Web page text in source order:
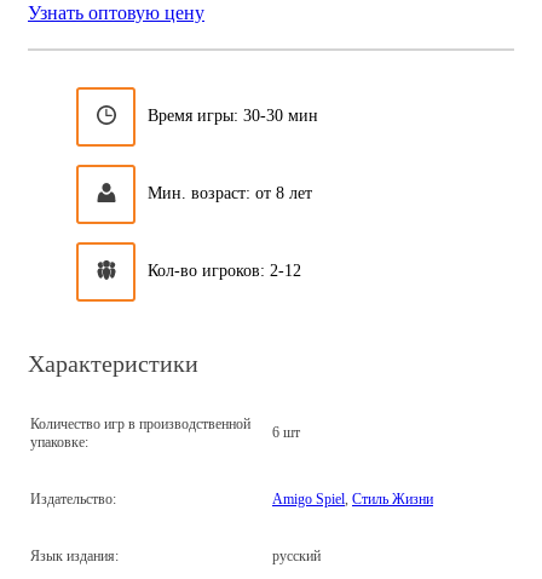
Узнать оптовую цену
Время игры: 30-30 мин
Мин. возраст: от 8 лет
Кол-во игроков: 2-12
Характеристики
Количество игр в производственной
упаковке:
6 шт
Издательство: Amigo Spiel Стиль Жизни
Язык издания: русский